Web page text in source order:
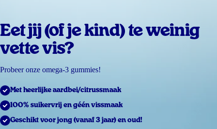
Eet jij (of je kind) te weinig
vette vis?
Probeer onze omega-3 gummies!
Met heerlijke aardbei/citrussmaak
100% suikervrij en géén vissmaak
Geschikt voor jong (vanaf 3 jaar) en oud!